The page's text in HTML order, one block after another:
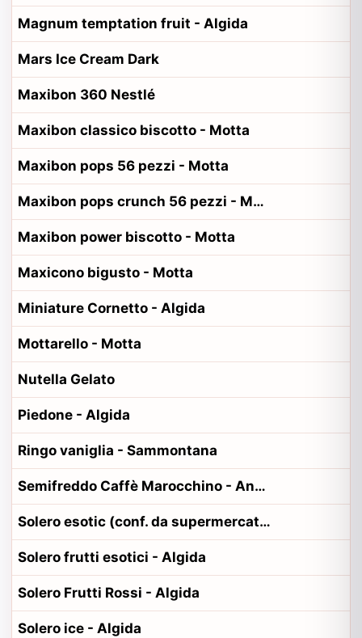
Magnum temptation fruit - Algida
Mars Ice Cream Dark
Maxibon 360 Nestlé
Maxibon classico biscotto - Motta
Maxibon pops 56 pezzi - Motta
Maxibon pops crunch 56 pezzi - Motta
Maxibon power biscotto - Motta
Maxicono bigusto - Motta
Miniature Cornetto - Algida
Mottarello - Motta
Nutella Gelato
Piedone - Algida
Ringo vaniglia - Sammontana
Semifreddo Caffè Marocchino - Antica Gelateria del Corso
Solero esotic (conf. da supermercato) - Algida
Solero frutti esotici - Algida
Solero Frutti Rossi - Algida
Solero ice - Algida